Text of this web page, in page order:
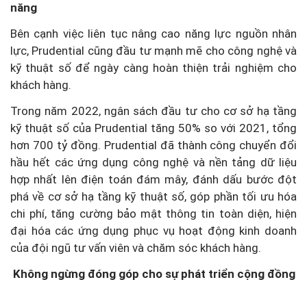
năng
Bên cạnh việc liên tục nâng cao năng lực nguồn nhân
lực, Prudential cũng đầu tư mạnh mẽ cho công nghệ và
kỹ thuật số để ngày càng hoàn thiện trải nghiệm cho
khách hàng.
Trong năm 2022, ngân sách đầu tư cho cơ sở hạ tầng
kỹ thuật số của Prudential tăng 50% so với 2021, tổng
hơn 700 tỷ đồng. Prudential đã thành công chuyển đổi
hầu hết các ứng dụng công nghệ và nền tảng dữ liệu
hợp nhất lên điện toán đám mây, đánh dấu bước đột
phá về cơ sở hạ tầng kỹ thuật số, góp phần tối ưu hóa
chi phí, tăng cường bảo mật thông tin toàn diện, hiện
đại hóa các ứng dụng phục vụ hoạt động kinh doanh
của đội ngũ tư vấn viên và chăm sóc khách hàng.
Không ngừng đóng góp cho sự phát triển cộng đồng